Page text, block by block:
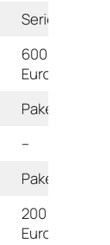
Serie
600
Euro
Paket
–
Paket
200
Euro